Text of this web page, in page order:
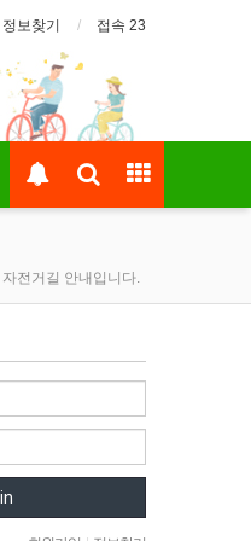
정보찾기 접속 23
전거길 안내입니다.